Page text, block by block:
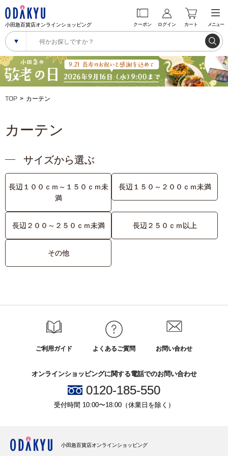
小田急百貨店オンラインショッピング クーポン ログイン カート メニュー
TOP カーテン
カーテン
サイズから選ぶ
長辺１００ｃｍ～１５０ｃｍ未
満
長辺１５０～２００ｃｍ未満
長辺２００～２５０ｃｍ未満 長辺２５０ｃｍ以上
その他
ご利用ガイド よくあるご質問 お問い合わせ
オンラインショッピングに関する電話でのお問い合わせ
0120-185-550
受付時間 10:00〜18:00（休業日を除く）
小田急百貨店オンラインショッピング